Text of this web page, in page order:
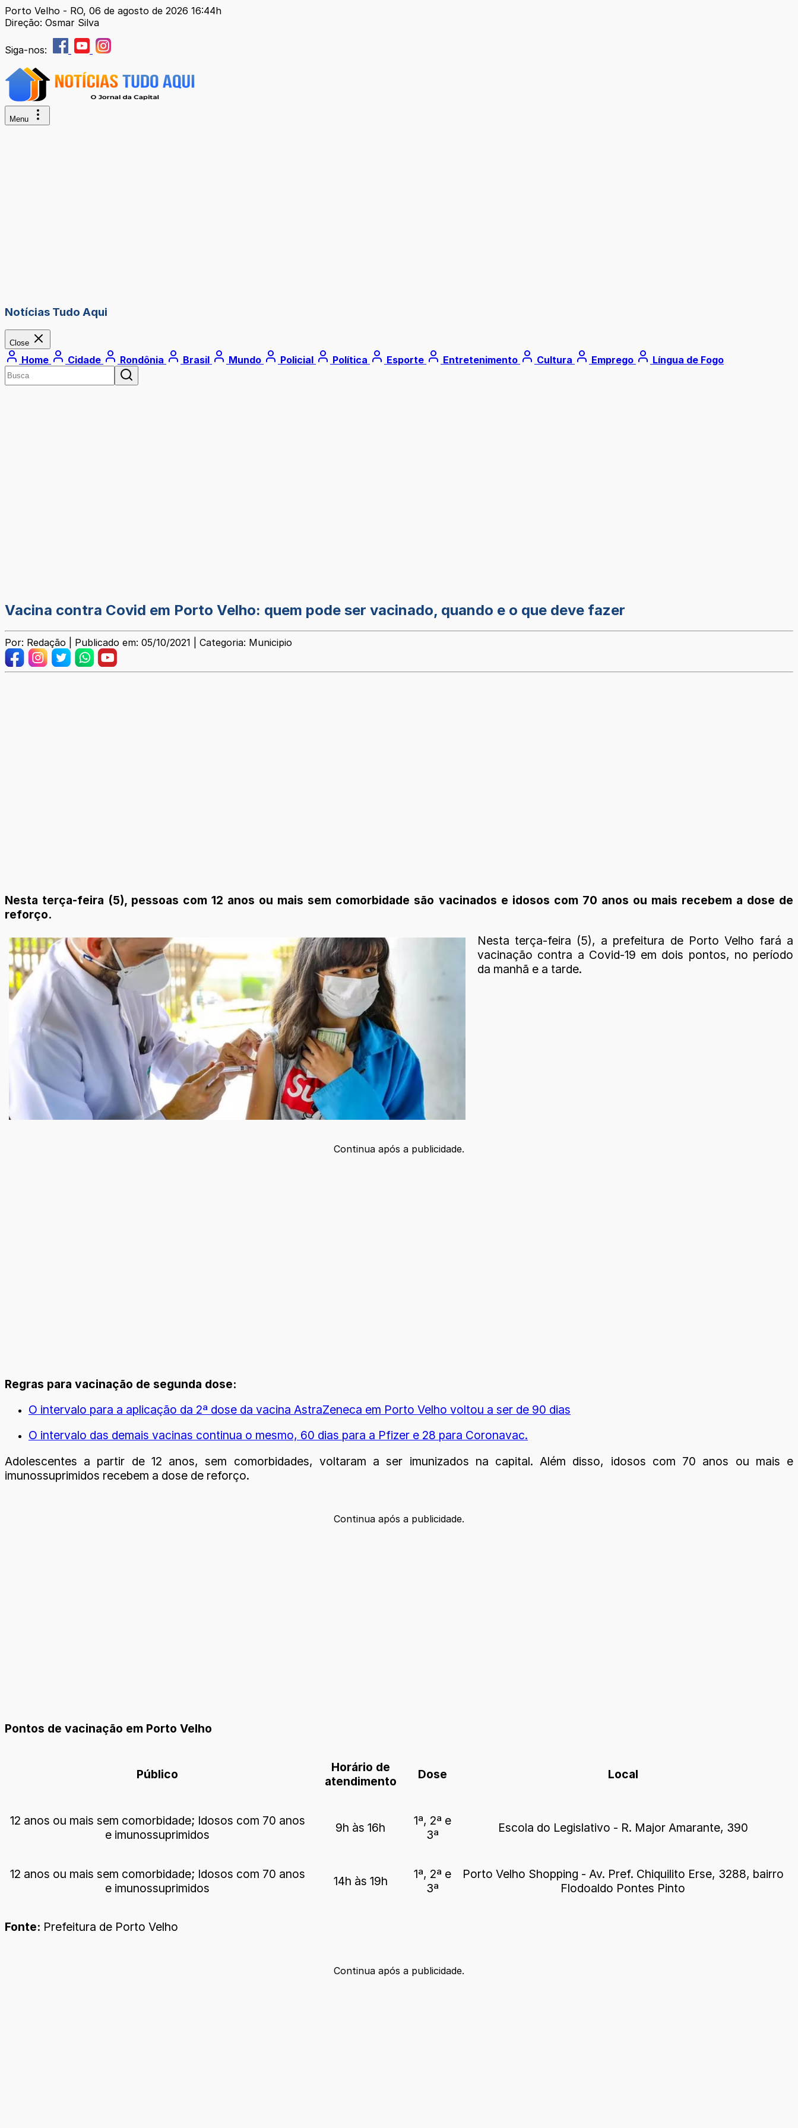
Porto Velho - RO, 06 de agosto de 2026 16:44h
Direção: Osmar Silva
Siga-nos:
Menu
Notícias Tudo Aqui
Close
Home Cidade Rondônia Brasil Mundo Policial Política Esporte Entretenimento Cultura Emprego Língua de Fogo
Vacina contra Covid em Porto Velho: quem pode ser vacinado, quando e o que deve fazer
Por: Redação | Publicado em: 05/10/2021 | Categoria: Municipio
Nesta terça-feira (5), pessoas com 12 anos ou mais sem comorbidade são vacinados e idosos com 70 anos ou mais recebem a dose de
reforço.
Nesta terça-feira (5), a prefeitura de Porto Velho fará a
vacinação contra a Covid-19 em dois pontos, no período
da manhã e a tarde.
Continua após a publicidade.
Regras para vacinação de segunda dose:
O intervalo para a aplicação da 2ª dose da vacina AstraZeneca em Porto Velho voltou a ser de 90 dias
O intervalo das demais vacinas continua o mesmo, 60 dias para a Pfizer e 28 para Coronavac.
Adolescentes a partir de 12 anos, sem comorbidades, voltaram a ser imunizados na capital. Além disso, idosos com 70 anos ou mais e
imunossuprimidos recebem a dose de reforço.
Continua após a publicidade.
Pontos de vacinação em Porto Velho
Público
Horário de
atendimento
Dose Local
12 anos ou mais sem comorbidade; Idosos com 70 anos
e imunossuprimidos
9h às 16h
1ª, 2ª e
3ª
Escola do Legislativo - R. Major Amarante, 390
12 anos ou mais sem comorbidade; Idosos com 70 anos
e imunossuprimidos
14h às 19h
1ª, 2ª e
3ª
Porto Velho Shopping - Av. Pref. Chiquilito Erse, 3288, bairro
Flodoaldo Pontes Pinto
Fonte: Prefeitura de Porto Velho
Continua após a publicidade.